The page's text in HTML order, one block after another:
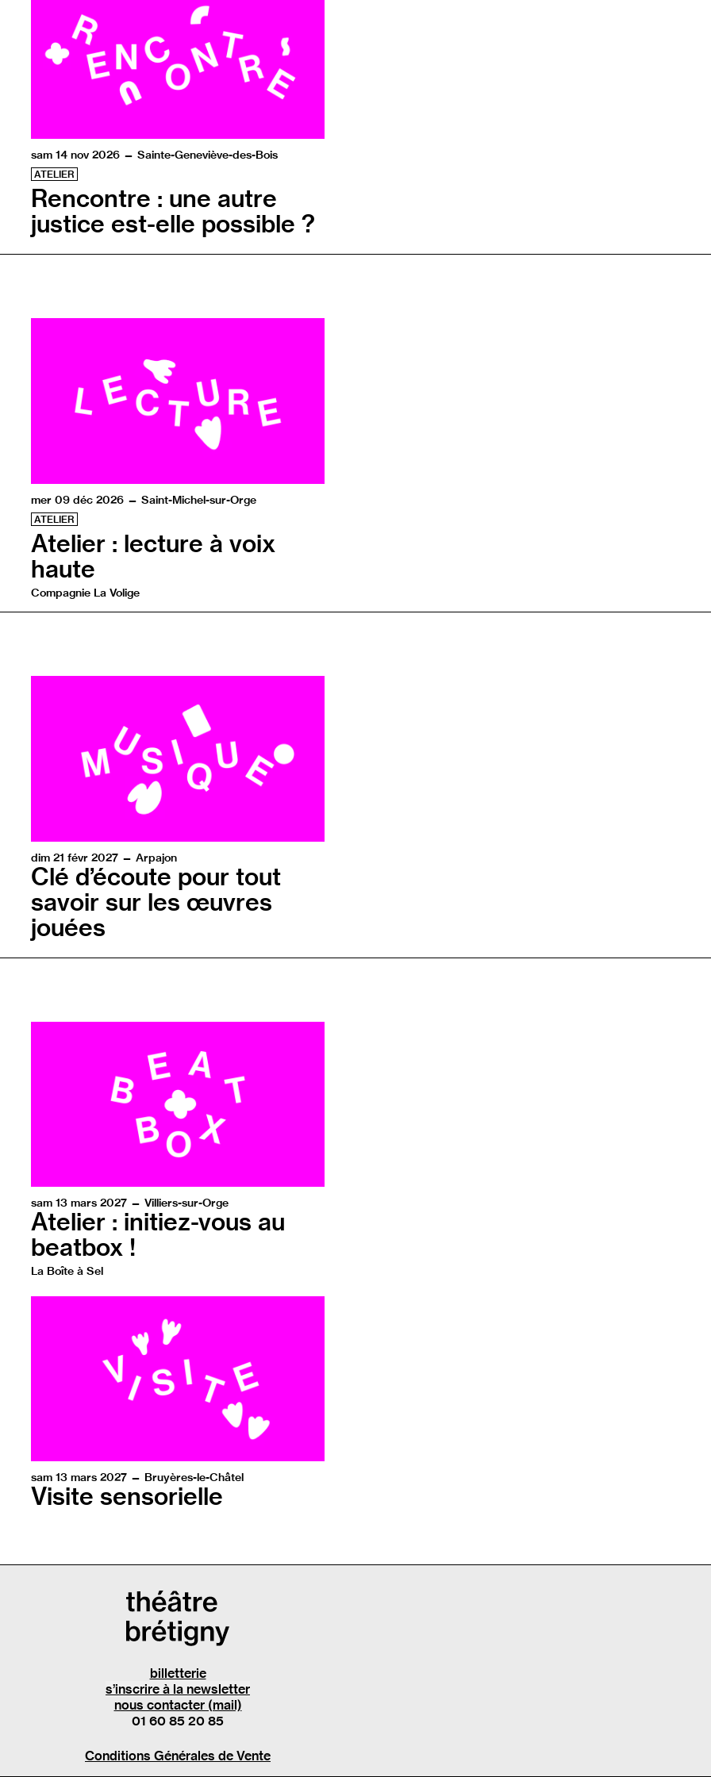
sam 14 nov 2026 — Sainte-Geneviève-des-Bois
ATELIER
Rencontre : une autre
justice est-elle possible ?
mer 09 déc 2026 — Saint-Michel-sur-Orge
ATELIER
Atelier : lecture à voix
haute
Compagnie La Volige
dim 21 févr 2027 — Arpajon
Clé d’écoute pour tout
savoir sur les œuvres
jouées
sam 13 mars 2027 — Villiers-sur-Orge
Atelier : initiez-vous au
beatbox !
La Boîte à Sel
sam 13 mars 2027 — Bruyères-le-Châtel
Visite sensorielle
billetterie
s’inscrire à la newsletter
nous contacter (mail)
01 60 85 20 85
Conditions Générales de Vente